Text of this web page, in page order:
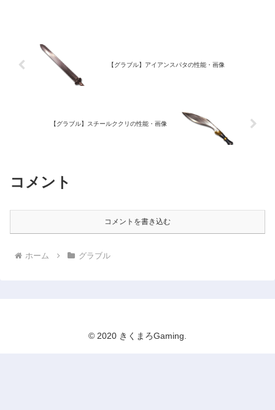
【グラブル】アイアンスパタの性能・画像
【グラブル】スチールククリの性能・画像
コメント
コメントを書き込む
ホーム グラブル
© 2020 きくまろGaming.